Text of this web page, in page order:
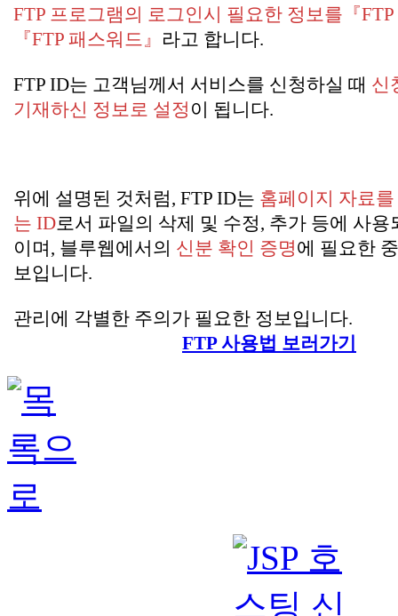
FTP 프로그램의 로그인시 필요한 정보를『
『FTP 패스워드』 라고 합니다.
FTP ID는 고객님께서 서비스를 신청하실 때 신
기재하신 정보로 설정 이 됩니다.
위에 설명된 것처럼, FTP ID는 홈페이지 자료
는 ID로서 파일의 삭제 및 수정, 추가 등에 사용
이며, 블루웹에서의 신분 확인 증명에 필요한
보입니다.
관리에 각별한 주의가 필요한 정보입니다.
FTP 사용법 보러가기